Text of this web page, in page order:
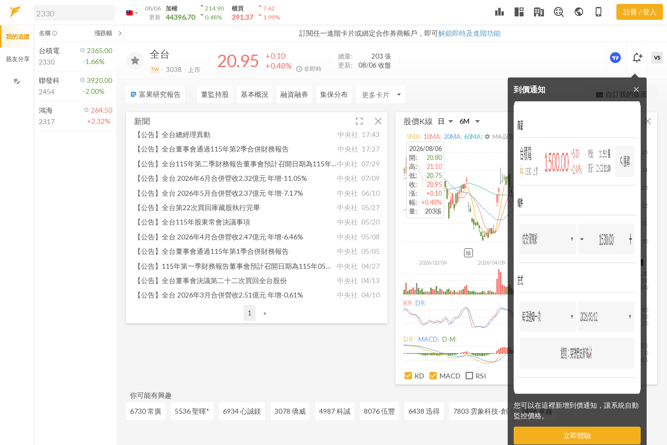
arrow_drop_down
08/06
更新
加權
44396.70
arrow_drop_down214.90
arrow_drop_down0.48%
櫃買
391.37
arrow_drop_up7.62
arrow_drop_up1.99% leaderboard public phone_iphone 註冊 / 登入
訂閱任一進階卡片或綁定合作券商帳戶，即可解鎖即時及進階功能
解鎖即時行情及進階功能
方案」，即可解鎖以下功能：
即時行情
即時市況與排行
成交金額熱力圖
前往方案訂閱
如何綁定合作券商
3038 新聞
全台
TW 3038 上市 20.95
+0.10
+0.48%
非即時
總量: 203 張
更新:
08/06 收盤
更強大的進階價量圖表
notification_add
到價通知
您可以在這裡新增到價通知，讓系統自動
監控價格。
立即體驗
close
VS
sticky_note_2 富果研究報告 董監持股 基本概況 融資融券 集保分布 arrow_drop_down view_quilt 自訂我的版面
新聞 fullscreen close
【公告】全台總經理異動 中央社 17:43
【公告】全台董事會通過115年第2季合併財務報告
中央社 17:27
【公告】全台115年第二季財務報告董事會預計召開日期為115年08月06日中央社 07/29
【公告】全台 2026年6月合併營收2.32億元 年增-11.05%
中央社 07/09
【公告】全台 2026年5月合併營收2.37億元 年增-7.17%
中央社 06/10
【公告】全台第22次買回庫藏股執行完畢
中央社 05/27
【公告】全台115年股東常會決議事項
中央社 05/20
【公告】全台 2026年4月合併營收2.47億元 年增-6.46%
中央社 05/08
【公告】全台董事會通過115年第1季合併財務報告
中央社 05/05
【公告】115年第一季財務報告董事會預計召開日期為115年05月05日
中央社 04/27
【公告】全台董事會決議第二十二次買回全台股份
中央社 04/13
【公告】全台 2026年3月合併營收2.51億元 年增-0.61%
中央社 04/10
1 »
股價K線 close
2026/02/09 2026/04/09
20
22
23
24
25
2026/08/06
500
1K
2K
2026/08/06
開:
20.80
高:
21.10
低:
20.75
收:
20.95
漲:
+0.10
幅: +0.48%
量: 203張
5MA: 10MA: 20MA: 60MA: settings MA 設定
除
K9: D9:
20
50
80
DIF: MACD: D-M:
-0.5
0
0.5
KD MACD RSI
你可能有興趣
6730 常廣
5536 聖暉* 6934 心誠鎂 3078 僑威 4987 科誠 8076 伍豐 6438 迅得 7803 雲象科技-創 2496 卓越
我的追蹤
親友分享
edit_note
名稱 info_outline 漲跌幅 chevron_left
台積電
2330
2365.00
-1.66%
聯發科
2454
3920.00
-2.00%
鴻海
2317
264.50
+2.32%